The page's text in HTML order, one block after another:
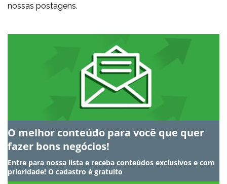
nossas postagens.
O melhor conteúdo para você que quer
fazer bons negócios!
Entre para nossa lista e receba conteúdos exclusivos e com
prioridade! O cadastro é gratuito